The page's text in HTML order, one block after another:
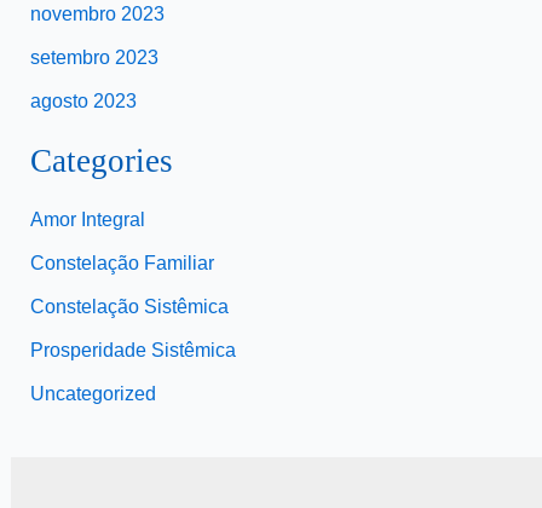
novembro 2023
setembro 2023
agosto 2023
Categories
Amor Integral
Constelação Familiar
Constelação Sistêmica
Prosperidade Sistêmica
Uncategorized